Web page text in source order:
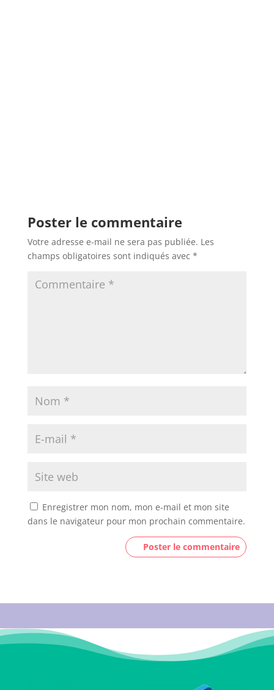
Poster le commentaire
Votre adresse e-mail ne sera pas publiée. Les
champs obligatoires sont indiqués avec *
Enregistrer mon nom, mon e-mail et mon site
dans le navigateur pour mon prochain commentaire.